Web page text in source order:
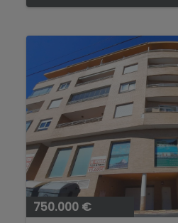
750.000 €